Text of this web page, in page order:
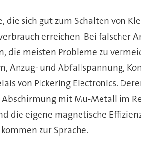
sich gut zum Schalten von
erreichen. Bei falscher
meisten Probleme zu
Anzug- und Abfallspannung,
von Pickering Electronics.
mit Mu-Metall im
die eigene magnetische
zur Sprache.